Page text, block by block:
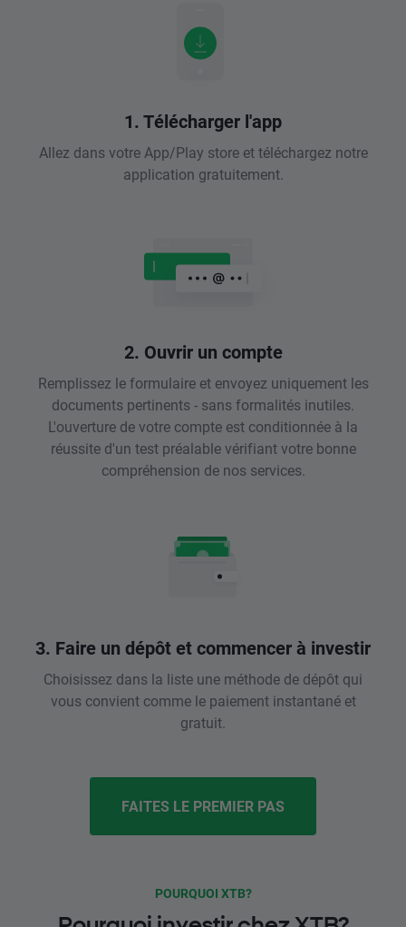
1. Télécharger l'app
Allez dans votre App/Play store et téléchargez notre
application gratuitement.
2. Ouvrir un compte
Remplissez le formulaire et envoyez uniquement les
documents pertinents - sans formalités inutiles.
L'ouverture de votre compte est conditionnée à la
réussite d'un test préalable vérifiant votre bonne
compréhension de nos services.
3. Faire un dépôt et commencer à investir
Choisissez dans la liste une méthode de dépôt qui
vous convient comme le paiement instantané et
gratuit.
FAITES LE PREMIER PAS
POURQUOI XTB?